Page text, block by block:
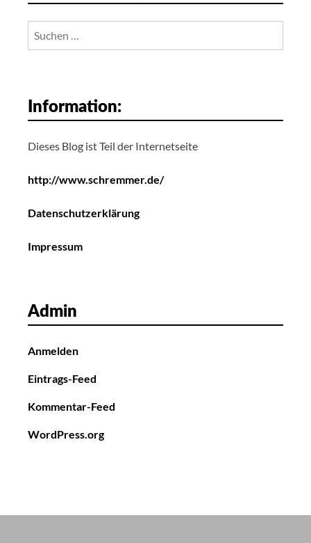
Information:
Dieses Blog ist Teil der Internetseite
http://www.schremmer.de/
Datenschutzerklärung
Impressum
Admin
Anmelden
Eintrags-Feed
Kommentar-Feed
WordPress.org